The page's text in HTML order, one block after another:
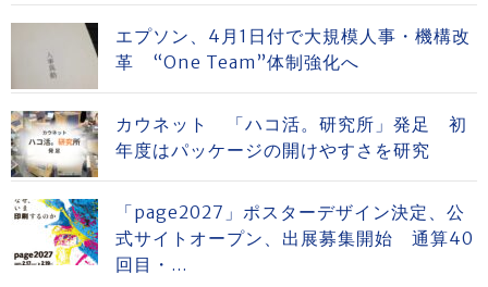
エプソン、4月1日付で大規模人事・機構改
革 “One Team”体制強化へ
カウネット 「ハコ活。研究所」発足 初
年度はパッケージの開けやすさを研究
「page2027」ポスターデザイン決定、公
式サイトオープン、出展募集開始 通算40
回目・...